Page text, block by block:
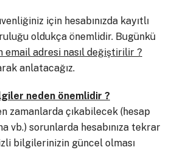
için hesabınızda kayıtlı
oldukça önemlidir. Bugünkü
email adresi nasıl değiştirilir ?
anlatacağız.
neden önemlidir ?
zamanlarda çıkabilecek (hesap
vb.) sorunlarda hesabınıza tekrar
bilgilerinizin güncel olması